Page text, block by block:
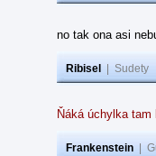
no tak ona asi
Ribisel Sudety
Ňáká úchylka
Frankenstein